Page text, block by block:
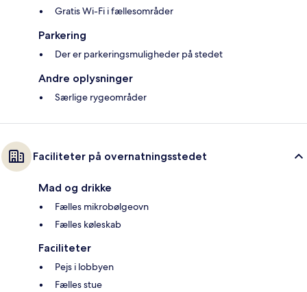
Gratis Wi-Fi i fællesområder
Parkering
Der er parkeringsmuligheder på stedet
Andre oplysninger
Særlige rygeområder
Faciliteter på overnatningsstedet
Mad og drikke
Fælles mikrobølgeovn
Fælles køleskab
Faciliteter
Pejs i lobbyen
Fælles stue